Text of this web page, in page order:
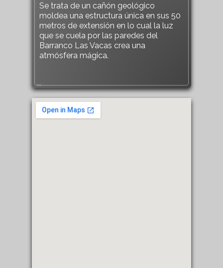
Se trata de un cañón geológico
moldea una estructura única en sus 50
metros de extensión en lo cual la luz
que se cuela por las paredes del
Barranco Las Vacas crea una
atmósfera mágica.
546